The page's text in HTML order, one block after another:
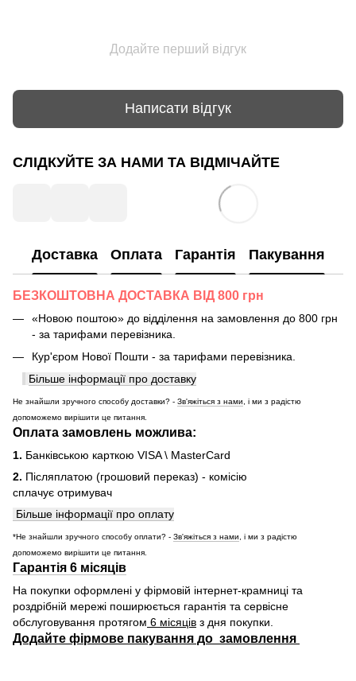
Додайте перший відгук
Написати відгук
СЛІДКУЙТЕ ЗА НАМИ ТА ВІДМІЧАЙТЕ
Доставка Оплата Гарантія Пакування
БЕЗКОШТОВНА ДОСТАВКА ВІД 800 грн
«Новою поштою» до відділення на замовлення до 800 грн
- за тарифами перевізника.
Кур'єром Нової Пошти - за тарифами перевізника.
Більше інформації про доставку
Не знайшли зручного способу доставки? - Зв'яжіться з нами, і ми з радістю
допоможемо вирішити це питання.
Оплата замовлень можлива:
1. Банківською карткою VISA \ MasterCard
2. Післяплатою (грошовий переказ) - комісію
сплачує отримувач
Більше інформації про оплату
*Не знайшли зручного способу оплати? - Зв'яжіться з нами, і ми з радістю
допоможемо вирішити це питання.
Гарантія 6 місяців
На покупки оформлені у фірмовій інтернет-крамниці та
роздрібній мережі поширюється гарантія та сервісне
обслуговування протягом 6 місяців з дня покупки.
Додайте фірмове пакування до замовлення